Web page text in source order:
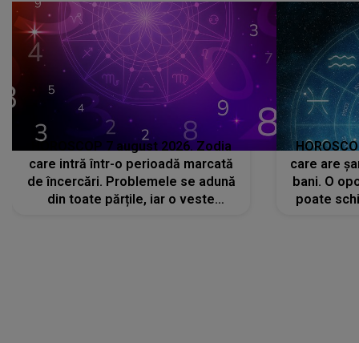
HOROSCOP 7 august 2026. Zodia
care intră într-o perioadă marcată
de încercări. Problemele se adună
din toate părțile, iar o veste
care are
bani. O
poate